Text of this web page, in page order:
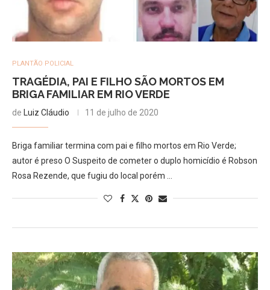
PLANTÃO POLICIAL
TRAGÉDIA, PAI E FILHO SÃO MORTOS EM
BRIGA FAMILIAR EM RIO VERDE
de Luiz Cláudio 11 de julho de 2020
Briga familiar termina com pai e filho mortos em Rio Verde;
autor é preso O Suspeito de cometer o duplo homicídio é Robson
Rosa Rezende, que fugiu do local porém …